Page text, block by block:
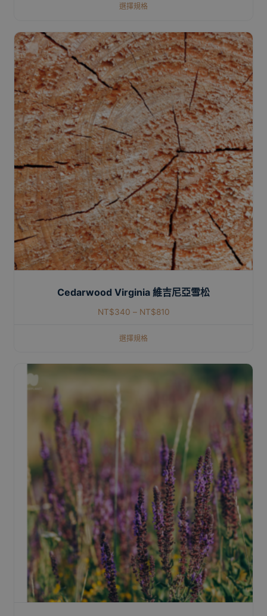
選擇規格
Cedarwood Virginia 維吉尼亞雪松
NT$340 – NT$810
選擇規格